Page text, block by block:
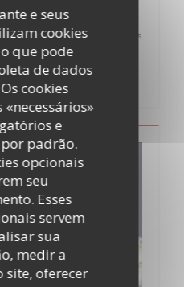
e seus
cookies
que pode
de dados
cookies
e
padrão.
opcionais
seu
Esses
servem
sua
medir a
site, oferecer
Vincent a organisé la
de vignes, première
la surface des vignobles
de 400 pieds.
JANELA))